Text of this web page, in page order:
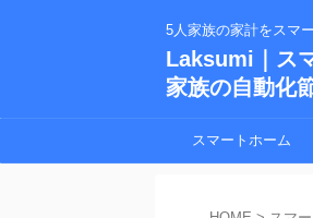
5人家族の家計をスマ
Laksumi｜ス
家族の自動化
スマートホーム